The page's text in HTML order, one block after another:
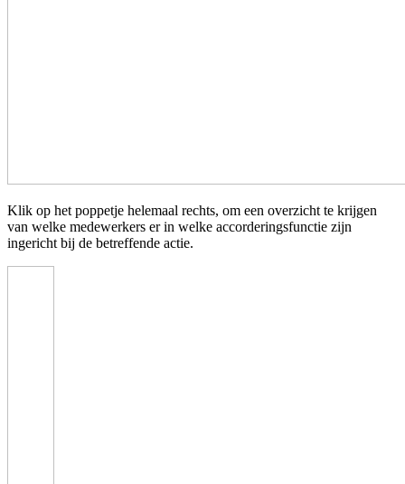
Klik op het poppetje helemaal rechts, om een overzicht te krijgen
van welke medewerkers er in welke accorderingsfunctie zijn
ingericht bij de betreffende actie.